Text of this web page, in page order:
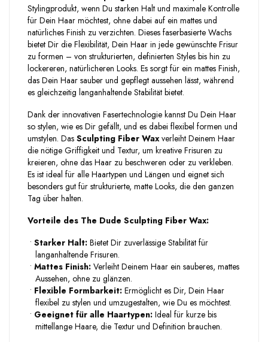
Stylingprodukt, wenn Du starken Halt und maximale Kontrolle
für Dein Haar möchtest, ohne dabei auf ein mattes und
natürliches Finish zu verzichten. Dieses faserbasierte Wachs
bietet Dir die Flexibilität, Dein Haar in jede gewünschte Frisur
zu formen – von strukturierten, definierten Styles bis hin zu
lockereren, natürlicheren Looks. Es sorgt für ein mattes Finish,
das Dein Haar sauber und gepflegt aussehen lässt, während
es gleichzeitig langanhaltende Stabilität bietet.
Dank der innovativen Fasertechnologie kannst Du Dein Haar
so stylen, wie es Dir gefällt, und es dabei flexibel formen und
umstylen. Das Sculpting Fiber Waxverleiht Deinem Haar
die nötige Griffigkeit und Textur, um kreative Frisuren zu
kreieren, ohne das Haar zu beschweren oder zu verkleben.
Es ist ideal für alle Haartypen und Längen und eignet sich
besonders gut für strukturierte, matte Looks, die den ganzen
Tag über halten.
Vorteile des The Dude Sculpting Fiber Wax:
• Starker Halt: Bietet Dir zuverlässige Stabilität für
langanhaltende Frisuren.
• Mattes Finish: Verleiht Deinem Haar ein sauberes, mattes
Aussehen, ohne zu glänzen.
• Flexible Formbarkeit: Ermöglicht es Dir, Dein Haar
flexibel zu stylen und umzugestalten, wie Du es möchtest.
• Geeignet für alle Haartypen: Ideal für kurze bis
mittellange Haare, die Textur und Definition brauchen.